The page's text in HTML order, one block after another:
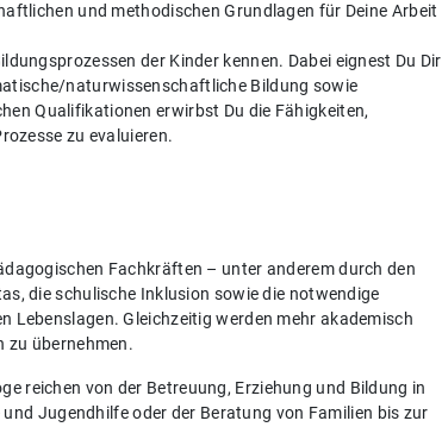
und methodischen Grundlagen für Deine Arbeit
der Kinder kennen. Dabei eignest Du Dir
naturwissenschaftliche Bildung sowie
Qualifikationen erwirbst Du die Fähigkeiten,
zu evaluieren.
Fachkräften – unter anderem durch den
die schulische Inklusion sowie die notwendige
Gleichzeitig werden mehr akademisch
zu übernehmen.
reichen von der Betreuung, Erziehung und Bildung in
Jugendhilfe oder der Beratung von Familien bis zur